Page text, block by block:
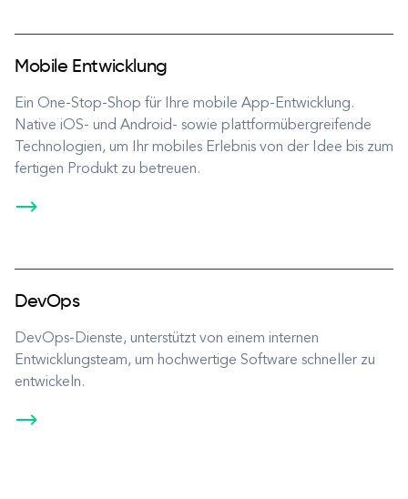
Mobile Entwicklung
Ein One-Stop-Shop für Ihre mobile App-Entwicklung.
Native iOS- und Android- sowie plattformübergreifende
Technologien, um Ihr mobiles Erlebnis von der Idee bis zum
fertigen Produkt zu betreuen.
DevOps
DevOps-Dienste, unterstützt von einem internen
Entwicklungsteam, um hochwertige Software schneller zu
entwickeln.